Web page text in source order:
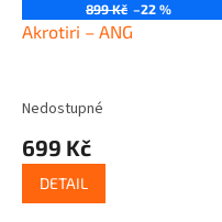
899 Kč –22 %
Akrotiri – ANG
Nedostupné
699 Kč
DETAIL